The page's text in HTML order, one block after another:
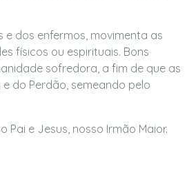
e dos enfermos, movimenta as
físicos ou espirituais. Bons
sofredora, a fim de que as
do Perdão, semeando pelo
e Jesus, nosso Irmão Maior.